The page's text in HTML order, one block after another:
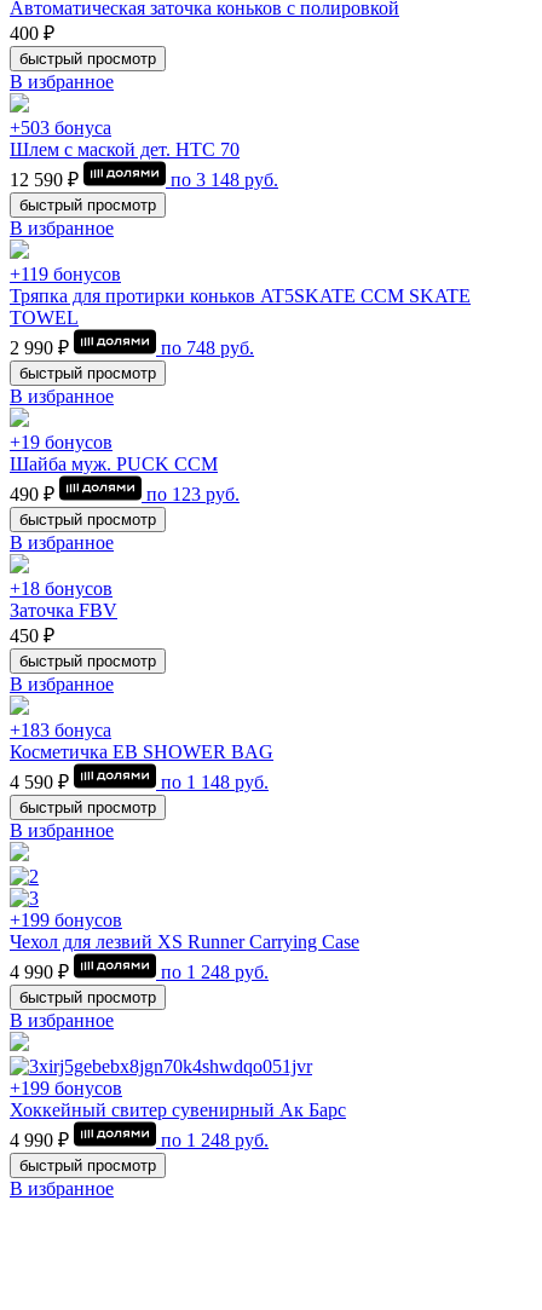
Автоматическая заточка коньков с полировкой
400 ₽
быстрый просмотр
В избранное
+503 бонуса
Шлем с маской дет. HTC 70
12 590 ₽
по 3 148 руб.
быстрый просмотр
В избранное
+119 бонусов
Тряпка для протирки коньков AT5SKATE CCM SKATE
TOWEL
2 990 ₽
по 748 руб.
быстрый просмотр
В избранное
+19 бонусов
Шайба муж. PUCK CCM
490 ₽
по 123 руб.
быстрый просмотр
В избранное
+18 бонусов
Заточка FBV
450 ₽
быстрый просмотр
В избранное
+183 бонуса
Косметичка EB SHOWER BAG
4 590 ₽
по 1 148 руб.
быстрый просмотр
В избранное
+199 бонусов
Чехол для лезвий XS Runner Carrying Case
4 990 ₽
по 1 248 руб.
быстрый просмотр
В избранное
+199 бонусов
Хоккейный свитер сувенирный Ак Барс
4 990 ₽
по 1 248 руб.
быстрый просмотр
В избранное